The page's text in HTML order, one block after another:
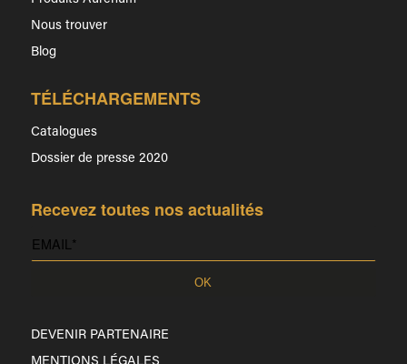
Nous trouver
Blog
TÉLÉCHARGEMENTS
Catalogues
Dossier de presse 2020
Recevez toutes nos actualités
DEVENIR PARTENAIRE